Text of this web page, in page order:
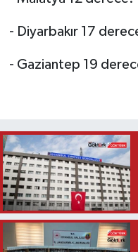
- Diyarbakır 17
- Gaziantep 19